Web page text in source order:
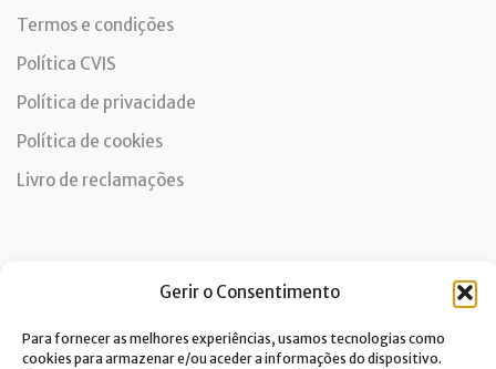
Gerir o Consentimento
Para fornecer as melhores experiências, usamos tecnologias como
cookies para armazenar e/ou aceder a informações do dispositivo.
Termos e condições
Política CVIS
Política de privacidade
Política de cookies
Livro de reclamações